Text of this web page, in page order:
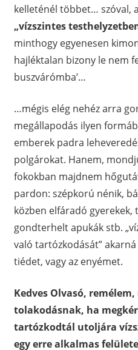
kelleténél többet… szóval,
„vízszintes
minthogy egyenesen
hajléktalan bizony le nem
buszvárómba’…
…mégis elég nehéz arra
megállapodás ilyen
emberek padra
polgárokat. Hanem,
fokokban majdnem
pardon: szépkorú nénik,
közben elfáradó gyerekek,
gondterhelt apukák stb.
való tartózkodását”
tiédet, vagy az enyémet.
Kedves Olvasó, remélem,
tolakodásnak, ha
tartózkodtál utoljára
egy erre alkalmas